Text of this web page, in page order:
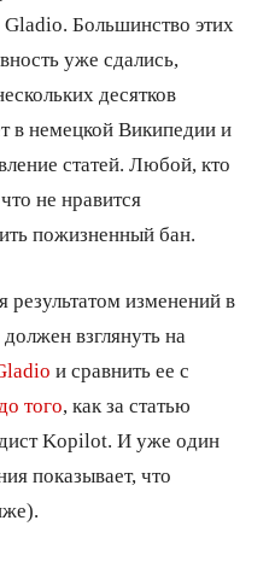
Gladio. Большинство этих
уже сдались,
десятков
в немецкой Википедии и
статей. Любой, кто
не нравится
пожизненный бан.
результатом изменений в
взглянуть на
и сравнить ее с
того , как за статью
Kopilot. И уже один
показывает, что